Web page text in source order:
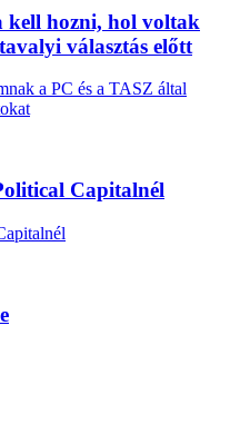
kell hozni, hol voltak
választás előtt
a PC és a TASZ által
Capitalnél